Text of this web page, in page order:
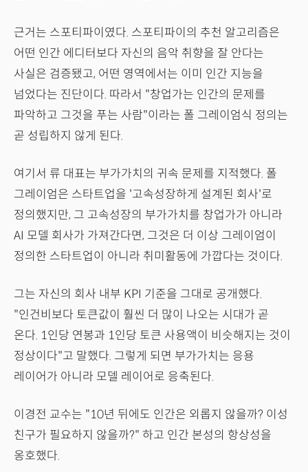
근거는 스포티파이였다. 스포티파이의 추천 알고리즘은
어떤 인간 에디터보다 자신의 음악 취향을 잘 안다는
사실은 검증됐고, 어떤 영역에서는 이미 인간 지능을
넘었다는 진단이다. 따라서 "창업가는 인간의 문제를
파악하고 그것을 푸는 사람"이라는 폴 그레이엄식 정의는
곧 성립하지 않게 된다.
여기서 류 대표는 부가가치의 귀속 문제를 지적했다. 폴
그레이엄은 스타트업을 '고속성장하게 설계된 회사'로
정의했지만, 그 고속성장의 부가가치를 창업가가 아니라
AI 모델 회사가 가져간다면, 그것은 더 이상 그레이엄이
정의한 스타트업이 아니라 취미활동에 가깝다는 것이다.
그는 자신의 회사 내부 KPI 기준을 그대로 공개했다.
"인건비보다 토큰값이 훨씬 더 많이 나오는 시대가 곧
온다. 1인당 연봉과 1인당 토큰 사용액이 비슷해지는 것이
정상이다"고 말했다. 그렇게 되면 부가가치는 응용
레이어가 아니라 모델 레이어로 응축된다.
이경전 교수는 "10년 뒤에도 인간은 외롭지 않을까? 이성
친구가 필요하지 않을까?" 하고 인간 본성의 항상성을
옹호했다.